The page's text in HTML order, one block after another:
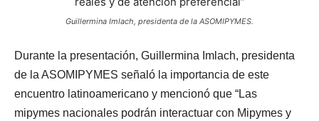
Guillermina Imlach, presidenta de la ASOMIPYMES.
Durante la presentación, Guillermina Imlach, presidenta
de la ASOMIPYMES señaló la importancia de este
encuentro latinoamericano y mencionó que “Las
mipymes nacionales podrán interactuar con Mipymes y